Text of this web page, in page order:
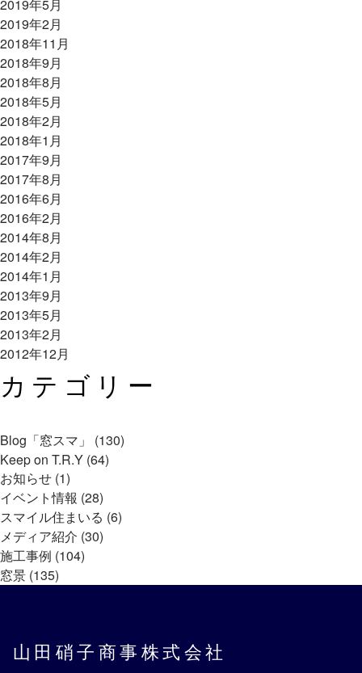
2019年5月
2019年2月
2018年11月
2018年9月
2018年8月
2018年5月
2018年2月
2018年1月
2017年9月
2017年8月
2016年6月
2016年2月
2014年8月
2014年2月
2014年1月
2013年9月
2013年5月
2013年2月
2012年12月
カテゴリー
Blog「窓スマ」 (130)
Keep on T.R.Y (64)
お知らせ (1)
イベント情報 (28)
スマイル住まいる (6)
メディア紹介 (30)
施工事例 (104)
窓景 (135)
山田硝子商事株式会社